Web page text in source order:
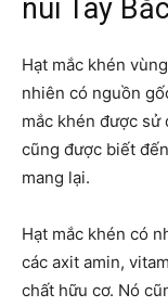
núi Tây
Hạt mắc khén
nhiên có nguồn
mắc khén được sử
cũng được biết
mang lại.
Hạt mắc khén có
các axit amin,
chất hữu cơ. Nó